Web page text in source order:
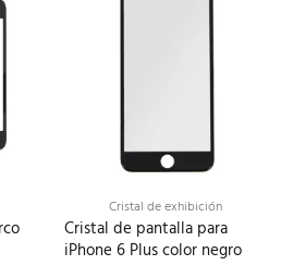
Cristal de exhibición
Cristal de pantalla para
iPhone 6 Plus color negro